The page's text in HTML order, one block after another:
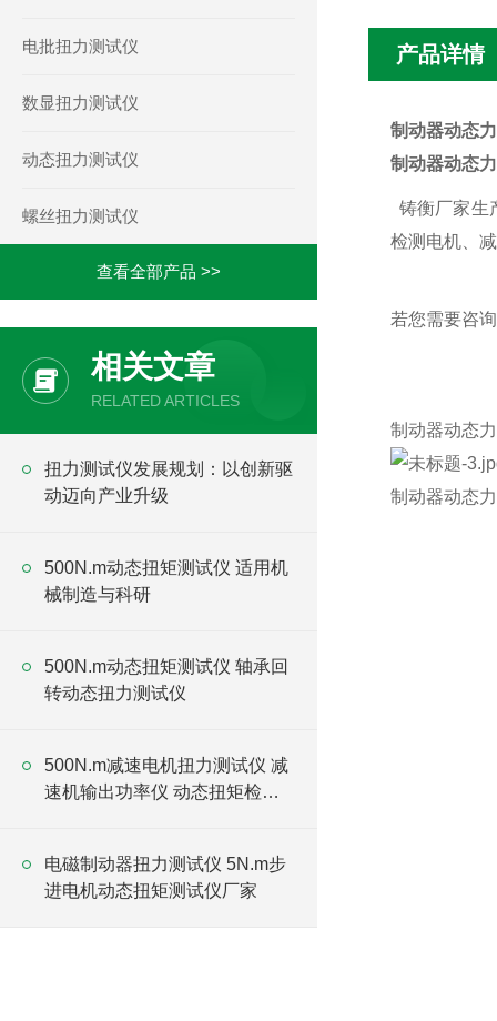
电批扭力测试仪
数显扭力测试仪
动态扭力测试仪
螺丝扭力测试仪
查看全部产品 >>
相关文章
RELATED ARTICLES
​扭力测试仪发展规划：以创新驱
动迈向产业升级
500N.m动态扭矩测试仪 适用机
械制造与科研
500N.m动态扭矩测试仪 轴承回
转动态扭力测试仪
500N.m减速电机扭力测试仪 减
速机输出功率仪 动态扭矩检测
电磁制动器扭力测试仪 5N.m步
进电机动态扭矩测试仪厂家
产品详情
制动器动态
制动器动态
铸衡厂家生
检测电机、
若您需要咨
制动器动态
制动器动态